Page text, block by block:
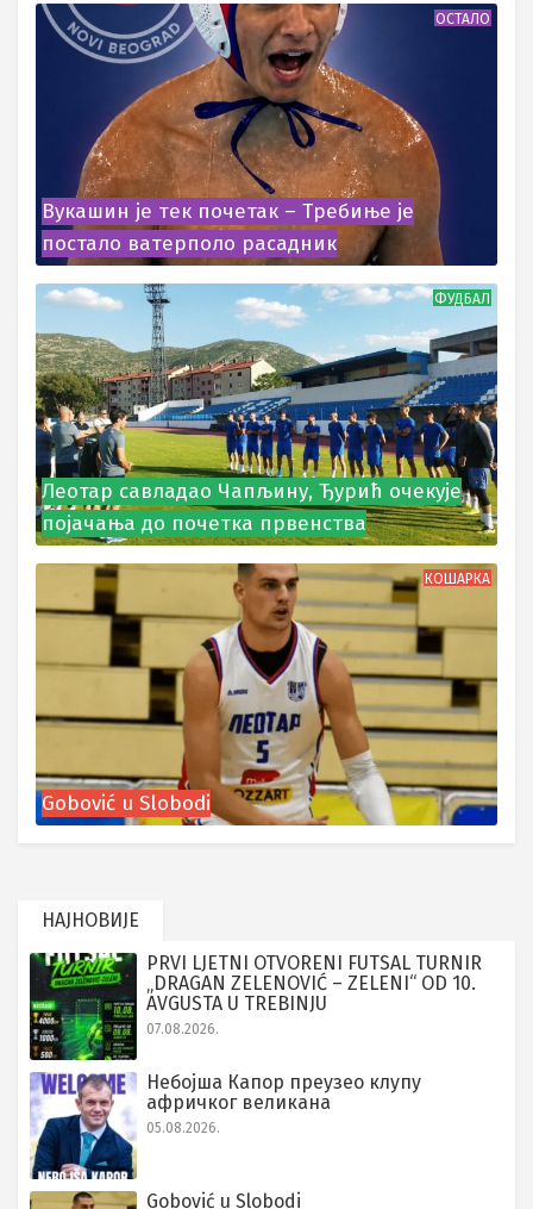
ОСТАЛО
Вукашин је тек почетак – Требиње је
постало ватерполо расадник
ФУДБАЛ
Леотар савладао Чапљину, Ђурић очекује
појачања до почетка првенства
КОШАРКА
Gobović u Slobodi
НАЈНОВИЈЕ
PRVI LJETNI OTVORENI FUTSAL TURNIR
„DRAGAN ZELENOVIĆ – ZELENI“ OD 10.
AVGUSTA U TREBINJU
07.08.2026.
Небојша Капор преузео клупу
афричког великана
05.08.2026.
Gobović u Slobodi